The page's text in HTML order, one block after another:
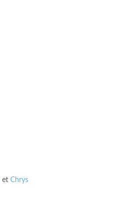
et Chrys